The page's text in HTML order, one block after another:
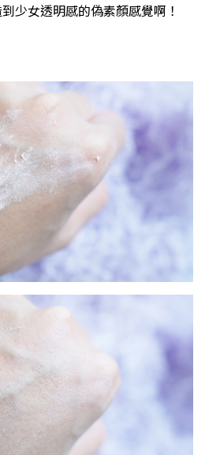
少女透明感的偽素顏感覺啊！